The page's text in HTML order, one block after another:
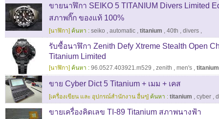
ขายนาฬิกา SEIKO 5 TITANIUM Divers Limited
สภาพกิ๊ก ของแท้ 100%
[นาฬิกา] ค้นหา : seiko , automatic , titanium , 40th , divers ,
รับซื้อนาฬิกา Zenith Defy Xtreme Stealth Open
Titanium Limited
[นาฬิกา] ค้นหา : 96.0527.403921.m529 , zenith , men's , titanium
ขาย Cyber Dict 5 Titanium + เมม + เคส
[เครื่องเขียน และ อุปกรณ์สำนักงาน อื่นๆ] ค้นหา : titanium , cyber ,
ขายเครื่องคิดเลข TI-89 Titanium สภาพนางฟ้า